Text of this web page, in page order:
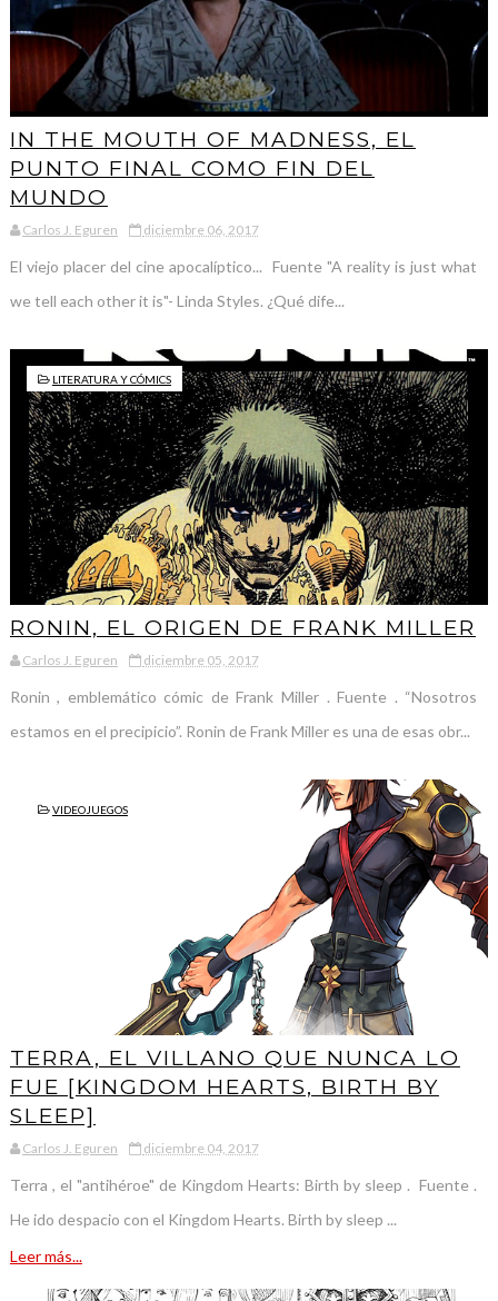
IN THE MOUTH OF MADNESS, EL
PUNTO FINAL COMO FIN DEL
MUNDO
Carlos J. Eguren diciembre 06, 2017
El viejo placer del cine apocalíptico... Fuente "A reality is just what
we tell each other it is"- Linda Styles. ¿Qué dife...
LITERATURA Y CÓMICS
RONIN, EL ORIGEN DE FRANK MILLER
Carlos J. Eguren diciembre 05, 2017
Ronin , emblemático cómic de Frank Miller . Fuente . “Nosotros
estamos en el precipicio”. Ronin de Frank Miller es una de esas obr...
VIDEOJUEGOS
TERRA, EL VILLANO QUE NUNCA LO
FUE [KINGDOM HEARTS, BIRTH BY
SLEEP]
Carlos J. Eguren diciembre 04, 2017
Terra , el "antihéroe" de Kingdom Hearts: Birth by sleep . Fuente .
He ido despacio con el Kingdom Hearts. Birth by sleep ...
Leer más...